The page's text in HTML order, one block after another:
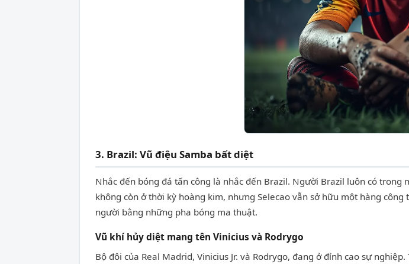
3. Brazil: Vũ điệu Samba bất diệt
Nhắc đến bóng đá tấn công là nhắc đến Brazil. Người Brazil luôn có
không còn ở thời kỳ hoàng kim, nhưng Selecao vẫn sở hữu một hàng
người bằng những pha bóng ma thuật.
Vũ khí hủy diệt mang tên Vinicius và Rodrygo
Bộ đôi của Real Madrid, Vinicius Jr. và Rodrygo, đang ở đỉnh cao sự